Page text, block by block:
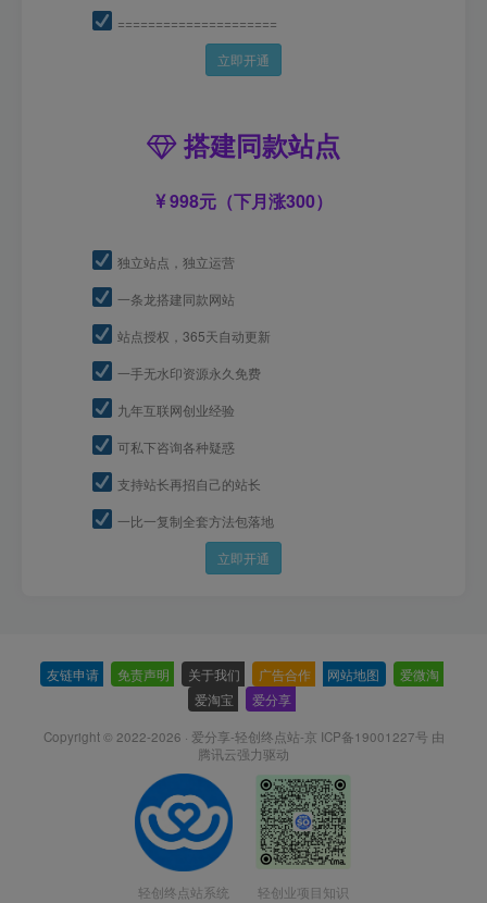
=====================
立即开通
搭建同款站点
998元（下月涨300）
独立站点，独立运营
一条龙搭建同款网站
站点授权，365天自动更新
一手无水印资源永久免费
九年互联网创业经验
可私下咨询各种疑惑
支持站长再招自己的站长
一比一复制全套方法包落地
立即开通
友链申请 免责声明 关于我们 广告合作 网站地图 爱微淘
爱淘宝
爱分享
Copyright © 2022-2026 · 爱分享-轻创终点站-京 ICP备19001227号 由
腾讯云强力驱动
轻创终点站系统
轻创业项目知识